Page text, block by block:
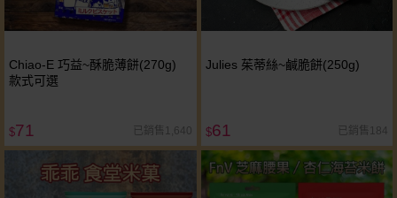
Chiao-E 巧益~酥脆薄餅(270g)
款式可選
$71 已銷售1,640
Julies 茱蒂絲~鹹脆餅(250g)
$61 已銷售184